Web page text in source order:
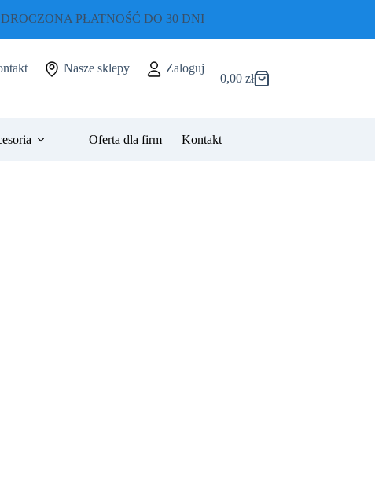
PŁATNOŚĆ DO 30 DNI
Nasze sklepy
Zaloguj
Koszyk
0,00 zł
Oferta dla firm Kontakt